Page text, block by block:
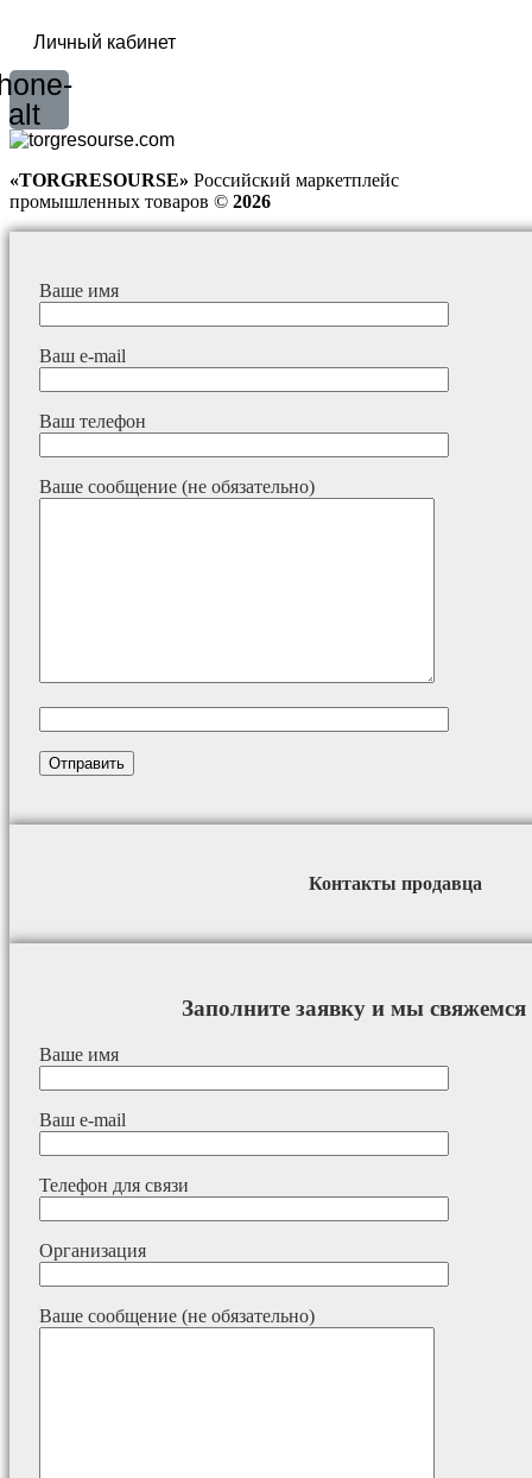
Личный кабинет
alt
«TORGRESOURSE» Российский маркетплейс
промышленных товаров © 2026
Ваше имя
Ваш e-mail
Ваш телефон
Ваше сообщение (не обязательно)
Контакты продавца
Заполните заявку и мы
Ваше имя
Ваш e-mail
Телефон для связи
Организация
Ваше сообщение (не обязательно)